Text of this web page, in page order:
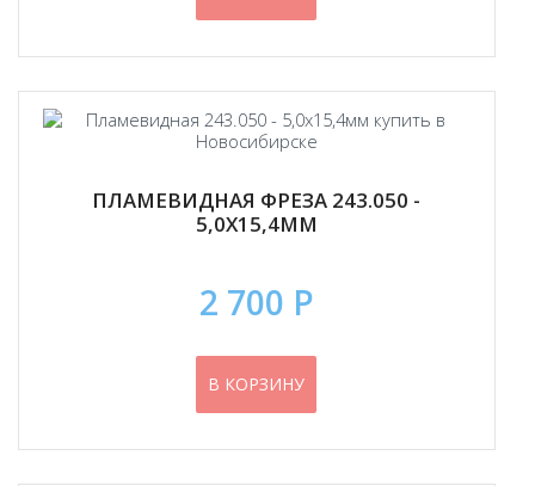
ПЛАМЕВИДНАЯ ФРЕЗА 243.050 -
5,0Х15,4ММ
2 700 Р
В КОРЗИНУ